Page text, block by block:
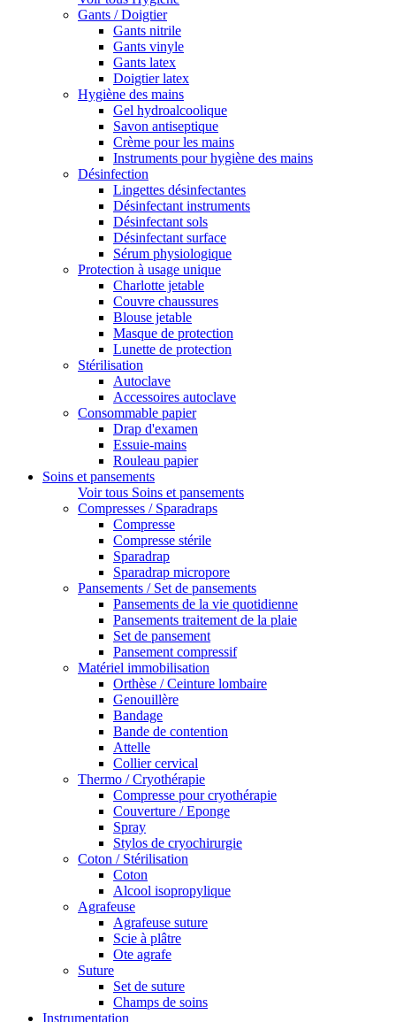
Gants / Doigtier
Gants nitrile
Gants vinyle
Gants latex
Doigtier latex
Hygiène des mains
Gel hydroalcoolique
Savon antiseptique
Crème pour les mains
Instruments pour hygiène des mains
Désinfection
Lingettes désinfectantes
Désinfectant instruments
Désinfectant sols
Désinfectant surface
Sérum physiologique
Protection à usage unique
Charlotte jetable
Couvre chaussures
Blouse jetable
Masque de protection
Lunette de protection
Stérilisation
Autoclave
Accessoires autoclave
Consommable papier
Drap d'examen
Essuie-mains
Rouleau papier
Soins et pansements
Voir tous Soins et pansements
Compresses / Sparadraps
Compresse
Compresse stérile
Sparadrap
Sparadrap micropore
Pansements / Set de pansements
Pansements de la vie quotidienne
Pansements traitement de la plaie
Set de pansement
Pansement compressif
Matériel immobilisation
Orthèse / Ceinture lombaire
Genouillère
Bandage
Bande de contention
Attelle
Collier cervical
Thermo / Cryothérapie
Compresse pour cryothérapie
Couverture / Eponge
Spray
Stylos de cryochirurgie
Coton / Stérilisation
Coton
Alcool isopropylique
Agrafeuse
Agrafeuse suture
Scie à plâtre
Ote agrafe
Suture
Set de suture
Champs de soins
Instrumentation